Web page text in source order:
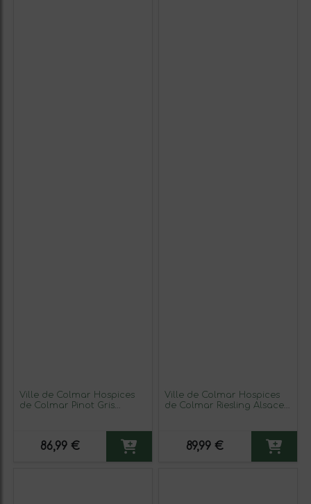
Ville de Colmar Hospices
de Colmar Pinot Gris
86,99 €
Ville de Colmar Hospices
de Colmar Riesling Alsace
89,99 €